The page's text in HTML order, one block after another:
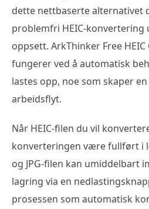
dette nettbaserte alternativet
problemfri HEIC-konvertering
oppsett. ArkThinker Free
fungerer ved å automatisk
lastes opp, noe som skaper
arbeidsflyt.
Når HEIC-filen du vil
konverteringen være fullført i
og JPG-filen kan umiddelbart
lagring via en
prosessen som automatisk